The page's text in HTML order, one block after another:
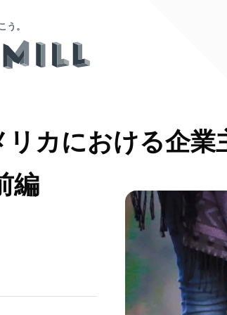
う。
リカにおける企業
編